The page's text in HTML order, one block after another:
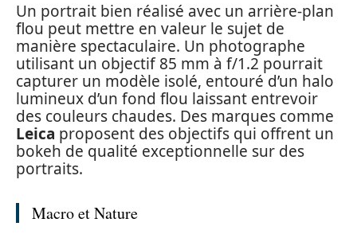
Un portrait bien réalisé avec un arrière-plan
flou peut mettre en valeur le sujet de
manière spectaculaire. Un photographe
utilisant un objectif 85 mm à f/1.2 pourrait
capturer un modèle isolé, entouré d’un halo
lumineux d’un fond flou laissant entrevoir
des couleurs chaudes. Des marques comme
Leica proposent des objectifs qui offrent un
bokeh de qualité exceptionnelle sur des
portraits.
Macro et Nature